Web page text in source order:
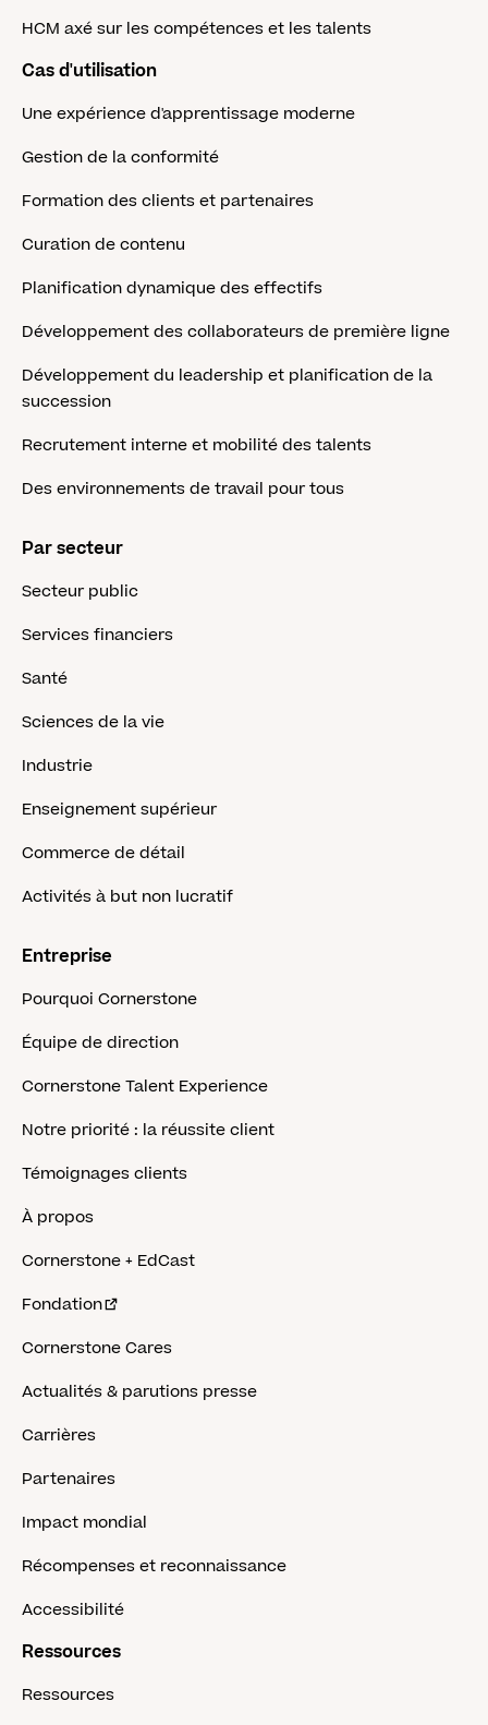
HCM axé sur les compétences et les talents
Cas d'utilisation
Une expérience d'apprentissage moderne
Gestion de la conformité
Formation des clients et partenaires
Curation de contenu
Planification dynamique des effectifs
Développement des collaborateurs de première ligne
Développement du leadership et planification de la
succession
Recrutement interne et mobilité des talents
Des environnements de travail pour tous
Par secteur
Secteur public
Services financiers
Santé
Sciences de la vie
Industrie
Enseignement supérieur
Commerce de détail
Activités à but non lucratif
Entreprise
Pourquoi Cornerstone
Équipe de direction
Cornerstone Talent Experience
Notre priorité : la réussite client
Témoignages clients
À propos
Cornerstone + EdCast
Fondation
Cornerstone Cares
Actualités & parutions presse
Carrières
Partenaires
Impact mondial
Récompenses et reconnaissance
Accessibilité
Ressources
Ressources